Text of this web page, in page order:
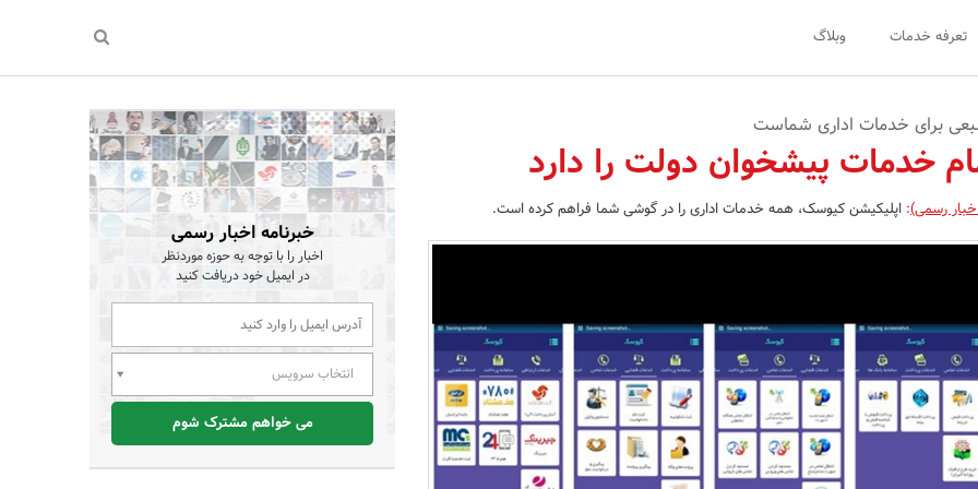
تعرفه خدمات وبلاگ
برای خدمات اداری شماست
خدمات پیشخوان دولت را دارد
رسمی): اپلیکیشن کیوسک، همه خدمات اداری را در گوشی شما فراهم کرده است.
خبرنامه اخبار رسمی
اخبار را با توجه به حوزه موردنظر
در ایمیل خود دریافت کنید
انتخاب سرویس
می خواهم مشترک شوم